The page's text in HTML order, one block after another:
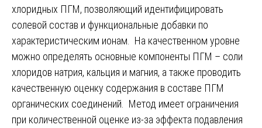
хлоридных ПГМ, позволяющий идентифицировать
солевой состав и функциональные добавки по
характеристическим ионам. На качественном уровне
можно определять основные компоненты ПГМ – соли
хлоридов натрия, кальция и магния, а также проводить
качественную оценку содержания в составе ПГМ
органических соединений. Метод имеет ограничения
при количественной оценке из-за эффекта подавления